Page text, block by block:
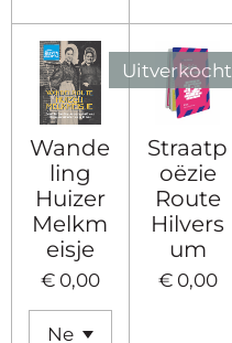
Wande
ling
Huizer
Melkm
eisje
€ 0,00
Uitverkocht
Straatp
oëzie
Route
Hilvers
um
€ 0,00